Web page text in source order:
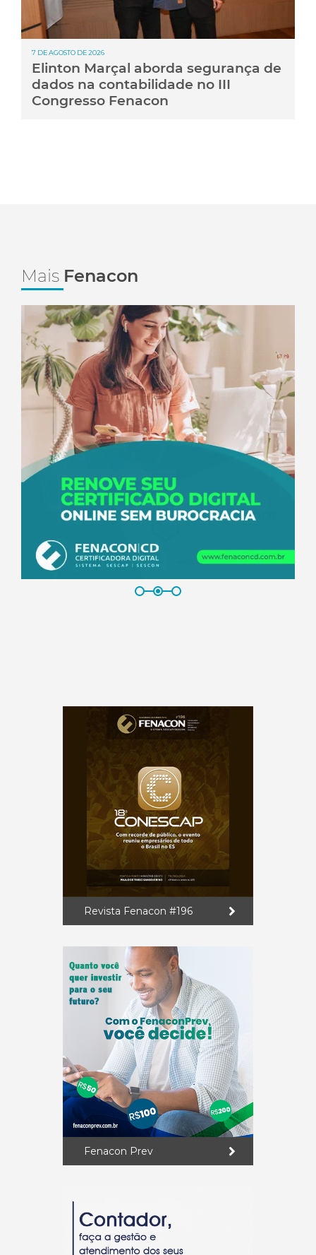
7 DE AGOSTO DE 2026
Elinton Marçal aborda segurança de
dados na contabilidade no III
Congresso Fenacon
Mais Fenacon
Revista Fenacon #196
Fenacon Prev